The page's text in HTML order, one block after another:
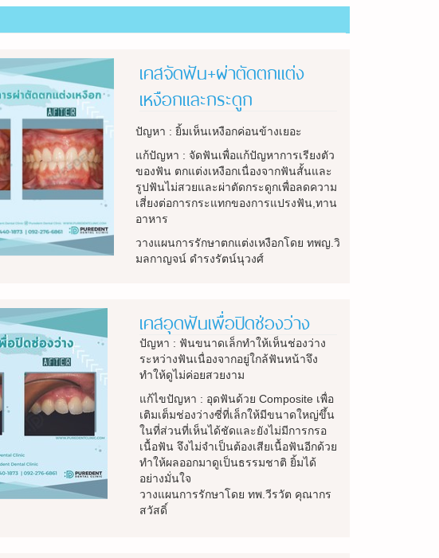
เคสจัดฟัน+ผ่าตัดตกแต่ง
เหงือกและกระดูก
ปัญหา : ยิ้มเห็นเหงือกค่อนข้างเยอะ
แก้ปัญหา : จัดฟันเพื่อแก้ปัญหาการเรียงตัว
ของฟัน ตกแต่งเหงือกเนื่องจากฟันสั้นและ
รูปฟันไม่สวยและผ่าตัดกระดูกเพื่อลดความ
เสี่ยงต่อการกระแทกของการแปรงฟัน,ทาน
อาหาร
วางแผนการรักษาตกแต่งเหงือกโดย ทพญ.วิ
มลกาญจน์ ดำรงรัตน์นุวงศ์
เคสอุดฟันเพื่อปิดช่องว่าง
ปัญหา : ฟันขนาดเล็กทำให้เห็นช่องว่าง
ระหว่างฟันเนื่องจากอยู่ใกล้ฟันหน้าจึง
ทำให้ดูไม่ค่อยสวยงาม
แก้ไขปัญหา : อุดฟันด้วย Composite เพื่อ
เติมเต็มช่องว่างซี่ที่เล็กให้มีขนาดใหญ่ขึ้น
ในที่ส่วนที่เห็นได้ชัดและยังไม่มีการกรอ
เนื้อฟัน จึงไม่จำเป็นต้องเสียเนื้อฟันอีกด้วย
ทำให้ผลออกมาดูเป็นธรรมชาติ ยิ้มได้
อย่างมั่นใจ
วางแผนการรักษาโดย ทพ.วีรวัต คุณากร
สวัสดิ์